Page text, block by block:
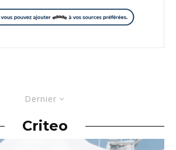
Dernier
Criteo